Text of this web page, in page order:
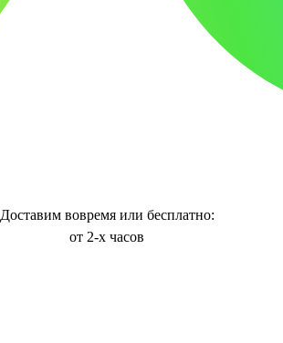
Доставим вовремя или бесплатно:
от 2-х часов